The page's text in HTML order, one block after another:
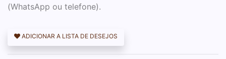
(WhatsApp ou telefone).
ADICIONAR A LISTA DE DESEJOS